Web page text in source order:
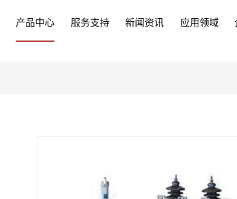
产品中心 服务支持 新闻资讯 应用领域